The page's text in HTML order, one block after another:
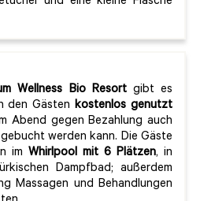
Wellness Bio Resortgibt es
den Gästenkostenlos genutzt
Abend gegen Bezahlung auch
werden kann. Die Gäste
im Whirlpool mit 6 Plätzen, in
Dampfbad; außerdem
Massagen und Behandlungen